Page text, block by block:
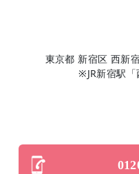
東京都 新宿区 西新
※JR新宿駅